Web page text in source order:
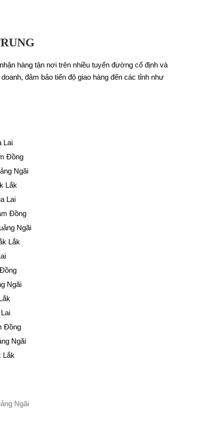
hàng tận nơi trên nhiều tuyến đường cố định và
đảm bảo tiến độ giao hàng đến các tỉnh như
Lai
Đồng
Ngãi
Lắk
Lai
Đồng
Ngãi
Lắk
Ngãi
Đồng
Ngãi
Lắk